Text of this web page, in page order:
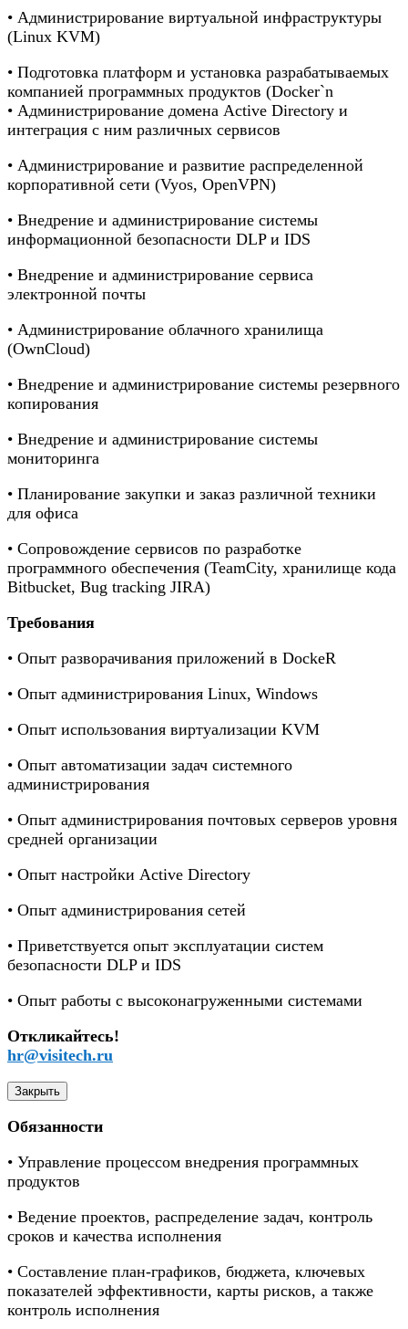
• Администрирование виртуальной инфраструктуры
(Linux KVM)
• Подготовка платформ и установка разрабатываемых
компанией программных продуктов (Docker`n
• Администрирование домена Active Directory и
интеграция с ним различных сервисов
• Администрирование и развитие распределенной
корпоративной сети (Vyos, OpenVPN)
• Внедрение и администрирование системы
информационной безопасности DLP и IDS
• Внедрение и администрирование сервиса
электронной почты
• Администрирование облачного хранилища
(OwnCloud)
• Внедрение и администрирование системы резервного
копирования
• Внедрение и администрирование системы
мониторинга
• Планирование закупки и заказ различной техники
для офиса
• Сопровождение сервисов по разработке
программного обеспечения (TeamCity, хранилище кода
Bitbucket, Bug tracking JIRA)
Требования
• Опыт разворачивания приложений в DockeR
• Опыт администрирования Linux, Windows
• Опыт использования виртуализации KVM
• Опыт автоматизации задач системного
администрирования
• Опыт администрирования почтовых серверов уровня
средней организации
• Опыт настройки Active Directory
• Опыт администрирования сетей
• Приветствуется опыт эксплуатации систем
безопасности DLP и IDS
• Опыт работы с высоконагруженными системами
Откликайтесь!
hr@visitech.ru
Закрыть
Обязанности
• Управление процессом внедрения программных
продуктов
• Ведение проектов, распределение задач, контроль
сроков и качества исполнения
• Составление план-графиков, бюджета, ключевых
показателей эффективности, карты рисков, а также
контроль исполнения